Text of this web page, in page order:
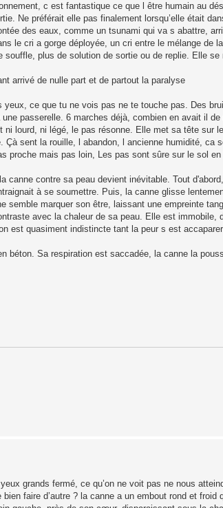
c est fantastique ce que l être humain au
Ne préférait elle pas finalement lorsqu’elle était
des eaux, comme un tsunami qui va s abattre,
le cri a gorge déployée, un cri entre le mélange de
souffle, plus de solution de sortie ou de replie. Elle
arrivé de nulle part et de partout la paralyse
ce que tu ne vois pas ne te touche pas. Des
passerelle. 6 marches déjà, combien en avait il de
lourd, ni légé, le pas résonne. Elle met sa tête sur
sent la rouille, l abandon, l ancienne humidité, ca
proche mais pas loin, Les pas sont sûre sur le sol
contre sa peau devient inévitable. Tout
à se soumettre. Puis, la canne glisse
semble marquer son être, laissant une empreinte
avec la chaleur de sa peau. Elle est immobile,
est quasiment indistincte tant la peur s est
béton. Sa respiration est saccadée, la canne la
grands fermé, ce qu’on ne voit pas ne nous
faire d’autre ? la canne a un embout rond et froid